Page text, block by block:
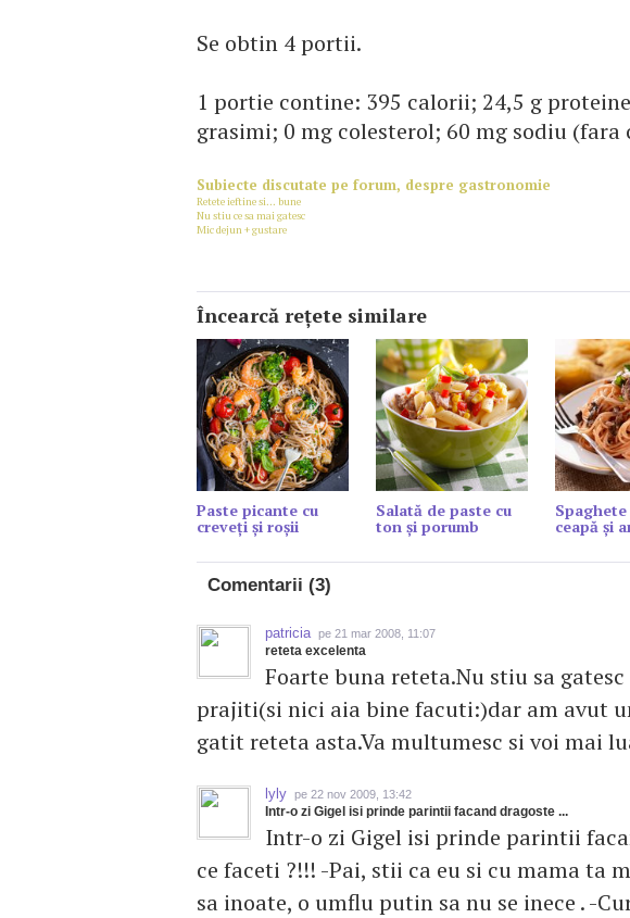
Se obtin 4 portii.
1 portie contine: 395 calorii; 24,5 g
grasimi; 0 mg colesterol; 60 mg sodiu (fara
Subiecte discutate pe forum, despre gastronomie
Retete ieftine si... bune
Nu stiu ce sa mai gatesc
Mic dejun + gustare
Încearcă reţete similare
Paste picante cu
creveți și roșii
Salată de paste cu
ton și porumb ceapă şi
Comentarii (3)
patricia pe 21 mar 2008, 11:07
reteta excelenta
Foarte buna reteta.Nu stiu sa
prajiti(si nici aia bine facuti:)dar am avut
gatit reteta asta.Va multumesc si voi mai
lyly pe 22 nov 2009, 13:42
Intr-o zi Gigel isi prinde parintii facand dragoste ...
Intr-o zi Gigel isi prinde parintii
ce faceti ?!!! -Pai, stii ca eu si cu mama ta
sa inoate, o umflu putin sa nu se inece . -